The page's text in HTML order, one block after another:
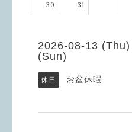
30 31
2026-08-13
(Sun)
休日 お盆休暇